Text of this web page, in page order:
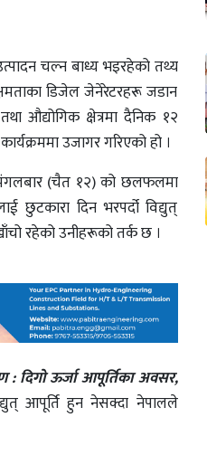
चल्न बाध्य भइरहेको तथ्य
डिजेल जेनेरेटरहरू जडान
औद्योगिक क्षेत्रमा दैनिक १२
उजागर गरिएको हो ।
मंगलबार (चैत १२) को छलफलमा
छुटकारा दिन भरपर्दो विद्युत्
रहेको उनीहरूको तर्क छ ।
: दिगो ऊर्जा आपूर्तिका अवसर,
आपूर्ति हुन नेसक्दा नेपालले